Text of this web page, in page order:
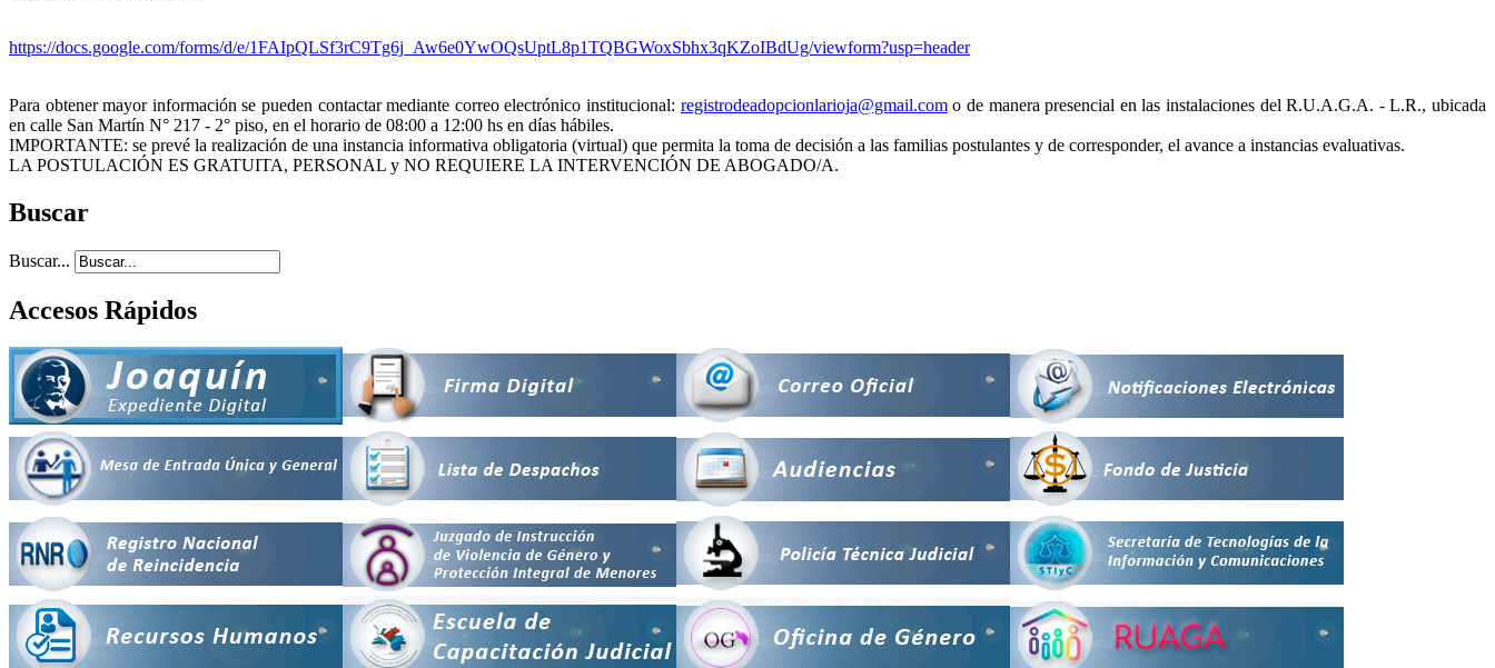
https://docs.google.com/forms/d/e/1FAIpQLSf3rC9Tg6j_Aw6e0YwOQsUptL8p1TQBGWoxSbhx3qKZoIBdUg/viewform?usp=header
Para obtener mayor información se pueden contactar mediante correo electrónico institucional: registrodeadopcionlarioja@gmail.como de manera presencial en las instalaciones del R.U.A.G.A. - L.R., ubicada
en calle San Martín N° 217 - 2° piso, en el horario de 08:00 a 12:00 hs en días hábiles.
IMPORTANTE: se prevé la realización de una instancia informativa obligatoria (virtual) que permita la toma de decisión a las familias postulantes y de corresponder, el avance a instancias evaluativas.
LA POSTULACIÓN ES GRATUITA, PERSONAL y NO REQUIERE LA INTERVENCIÓN DE ABOGADO/A.
Buscar
Buscar...
Accesos Rápidos